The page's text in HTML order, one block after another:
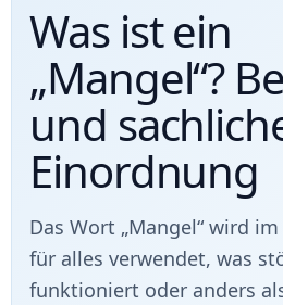
Was ist ein
„Mangel“?
und
Einordnung
Das Wort „Mangel“ wird
für alles verwendet, was
funktioniert oder anders